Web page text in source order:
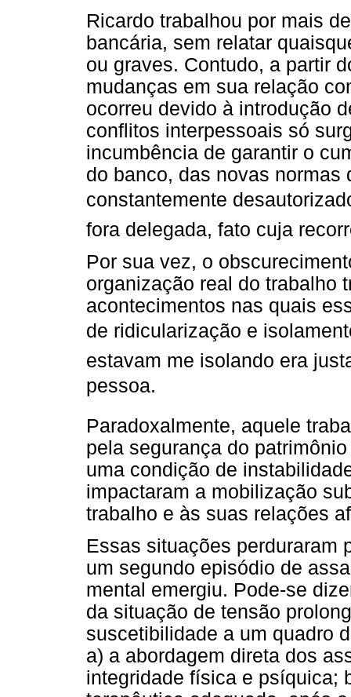
Ricardo trabalhou por mais
bancária, sem relatar
ou graves. Contudo, a partir
mudanças em sua relação
ocorreu devido à introdução
conflitos interpessoais só
incumbência de garantir o
do banco, das novas normas
constantemente
fora delegada, fato cuja
Por sua vez, o
organização real do trabalho
acontecimentos nas quais
de ridicularização e
estavam me isolando era
pessoa.
Paradoxalmente, aquele
pela segurança do
uma condição de
impactaram a mobilização
trabalho e às suas relações
Essas situações perduraram
um segundo episódio de
mental emergiu. Pode-se
da situação de tensão
suscetibilidade a um quadro
a) a abordagem direta dos
integridade física e psíquica;